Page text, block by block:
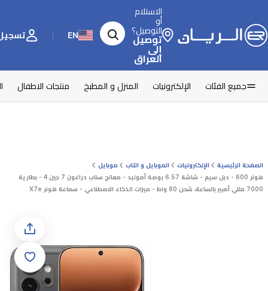
الاستلام
أو
التوصيل؟
توصيل
إلى
العراق
EN تسجيل
جميع الفئات الإلكترونيات المنزل و المطبخ منتجات الاطفال
الصفحة الرئيسية الإلكترونيات الموبايل و التاب
موبايل
هونر 600 - دبل سيم - شاشة 6.57 بوصة أموليد - معالج سناب دراغون 7 جين 4 - بطارية
7000 مللي أمبير بالساعة، شحن 80 واط - ميزات الذكاء الاصطناعي - سماعة هونر X7e